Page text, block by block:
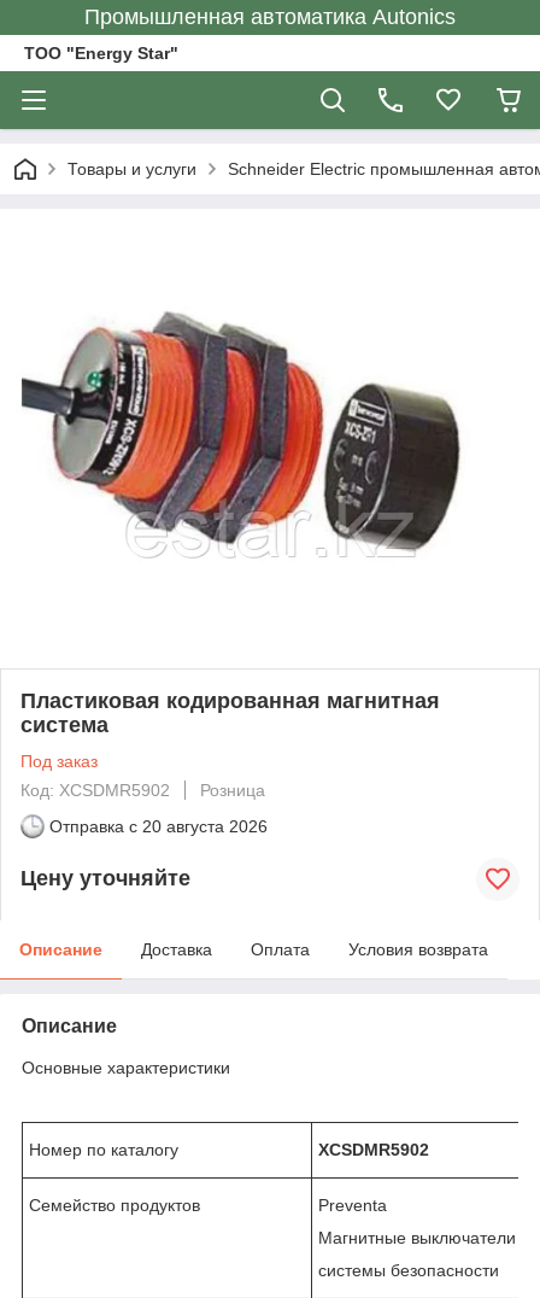
Промышленная автоматика Autonics
ТОО "Energy Star"
Товары и услуги Schneider Electric промышленная
Пластиковая кодированная магнитная
система
Под заказ
Код: XCSDMR5902
Розница
Отправка с 20 августа 2026
Цену уточняйте
Описание Доставка Оплата Условия возврата
Описание
Основные характеристики
Номер по каталогу XCSDMR5902
Семейство продуктов
Preventa
Магнитные выключатели
системы безопасности